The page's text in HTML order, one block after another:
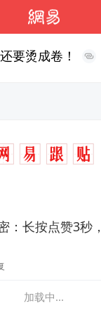
要烫成卷！
：长按点赞3秒
加载中...